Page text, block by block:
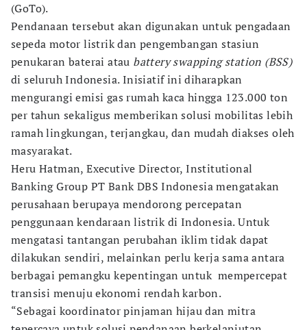
(GoTo).
Pendanaan tersebut akan digunakan untuk pengadaan
sepeda motor listrik dan pengembangan stasiun
penukaran baterai atau battery swapping station (BSS)
di seluruh Indonesia. Inisiatif ini diharapkan
mengurangi emisi gas rumah kaca hingga 123.000 ton
per tahun sekaligus memberikan solusi mobilitas lebih
ramah lingkungan, terjangkau, dan mudah diakses oleh
masyarakat.
Heru Hatman, Executive Director, Institutional
Banking Group PT Bank DBS Indonesia mengatakan
perusahaan berupaya mendorong percepatan
penggunaan kendaraan listrik di Indonesia. Untuk
mengatasi tantangan perubahan iklim tidak dapat
dilakukan sendiri, melainkan perlu kerja sama antara
berbagai pemangku kepentingan untuk mempercepat
transisi menuju ekonomi rendah karbon.
“Sebagai koordinator pinjaman hijau dan mitra